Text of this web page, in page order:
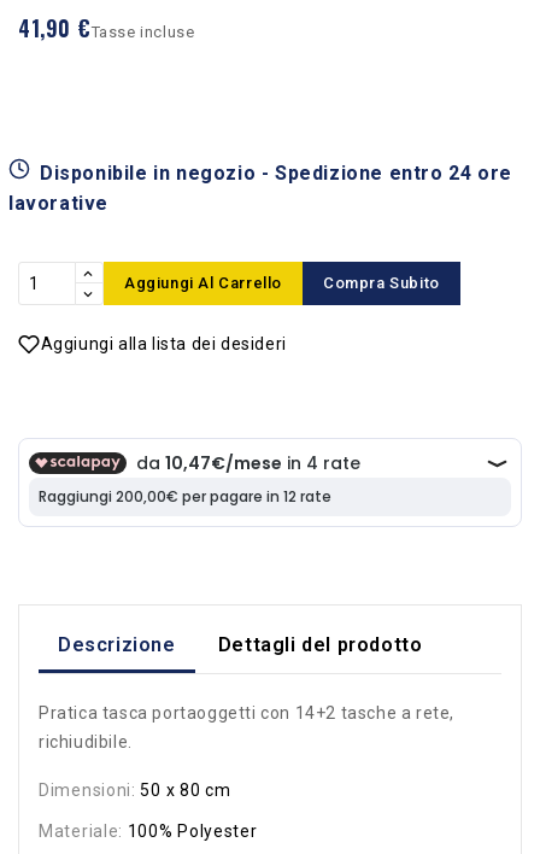
41,90 €Tasse incluse
Disponibile in negozio - Spedizione entro 24 ore
lavorative
Aggiungi Al Carrello Compra Subito
Aggiungi alla lista dei desideri
Descrizione Dettagli del prodotto
Pratica tasca portaoggetti con 14+2 tasche a rete,
richiudibile.
Dimensioni:50 x 80 cm
Materiale: 100% Polyester